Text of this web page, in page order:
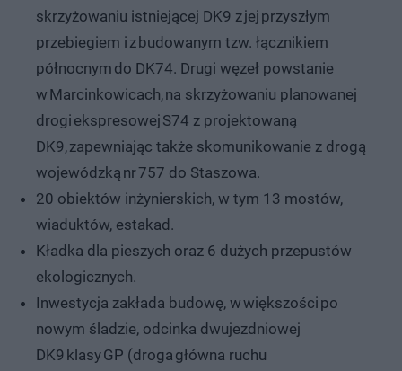
skrzyżowaniu istniejącej DK9 z jej przyszłym
przebiegiem i z budowanym tzw. łącznikiem
północnym do DK74. Drugi węzeł powstanie
w Marcinkowicach, na skrzyżowaniu planowanej
drogi ekspresowej S74 z projektowaną
DK9, zapewniając także skomunikowanie z drogą
wojewódzką nr 757 do Staszowa.
20 obiektów inżynierskich, w tym 13 mostów,
wiaduktów, estakad.
Kładka dla pieszych oraz 6 dużych przepustów
ekologicznych.
Inwestycja zakłada budowę, w większości po
nowym śladzie, odcinka dwujezdniowej
DK9 klasy GP (droga główna ruchu